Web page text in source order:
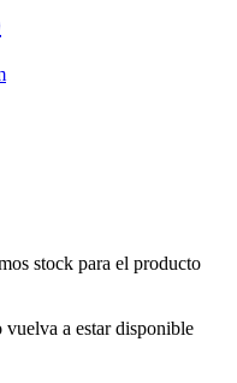
stock para el producto
vuelva a estar disponible